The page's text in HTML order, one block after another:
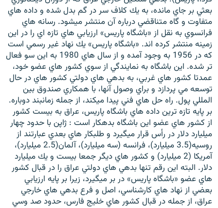
به ما بپیوندید
زبان‌های دیگر
بعثي بر جاي مانده، به يك كلاف سر در گم بدل شده و داده هاي
متفاوت و گاه متناقضي درباره آن منتشر ميشود. رسانه هاي
فرانسوي به نقل از «باشگاه پاريس» ارزيابي هاي تازه اي را در اين
زمينه منتشر كرده اند. «باشگاه پاريس» يك نهاد غير رسمي است
كه در 1956 به وجود آمده و از سال هاي 1980 به اين سو فعال
تر شده. اين باشگاه به نمايندگي از سوي كشور هاي عضو خود،
عمدتا كشور هاي غربي، به بدهي هاي دولتي كشور هاي در حال
توسعه مي پردازد و براي وصول آنها، با همكاري صندوق بين
المللي پول. راه حل هاي فني پيدا ميكند، از جمله زمانبند دوباره.
بر پايه تازه ترين داده هاي باشگاه پاريس، عراق به بيست كشور
از كشور هاي عضو اين باشگاه بدهكار است : ژاپن با حدود چهار
ميليارد دلار در رأس قرار ميگيرد و طلبكار هاي بعدي عبارتند از
روسيه(3.5 ميليارد)، فرانسه (سه ميليارد)، آلمان(2.5 ميليارد)،
آمريكا (2 ميليارد) و كشور هاي ديگر جمعا بيست و يك ميليارد
دلار. البته اين رقم تنها بدهي هاي دولتي عراق را در قبال كشور
هاي عضو «باشگاه پاريس» در بر ميگيرد، زيرا بر پايه ارزيابي
بعضي از نهاد هاي كارشناسي، اصل و فرع بدهي هاي خارجي
عراق، از جمله در قبال كشور هاي خليج فارس، حدود صد وسي